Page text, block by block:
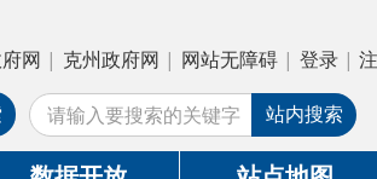
| 网站无障碍| 登录| 注册
站点地图
站内搜索